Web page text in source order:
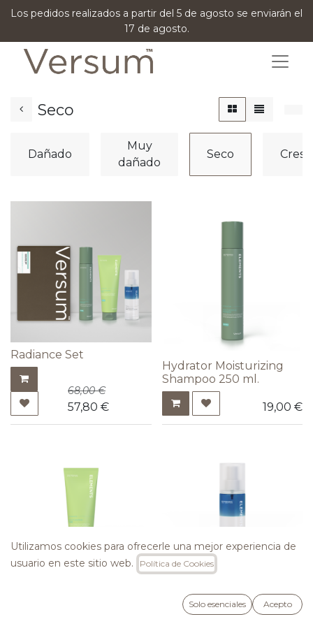
Los pedidos realizados a partir del 5 de agosto se enviarán el
17 de agosto.
Seco
Dañado
Muy
dañado
Seco
Radiance Set
68,00€
57,80 €
Hydrator Moisturizing
Shampoo 250 ml.
19,00 €
Phase Leave-In 150 ml.
Utilizamos cookies para ofrecerle una mejor experiencia de
usuario en este sitio web.
Política de Cookies
Solo esenciales Acepto